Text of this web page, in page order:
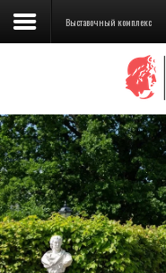
Сведения об
Школа
Училище
Детская Художественная
Поступающим
Выставочный комплекс